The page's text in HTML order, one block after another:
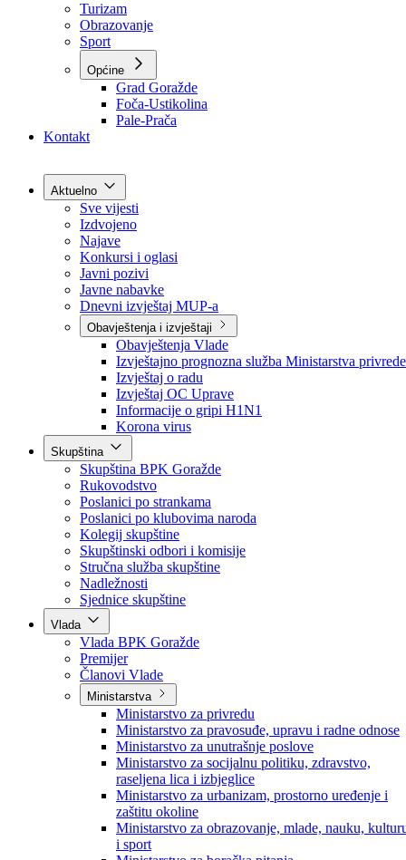
Simboli kantona (Grb, zastava)
Historija (digitalni muzej)
Privreda
Turizam
Obrazovanje
Sport
Općine
Kontakt
Aktuelno
Sve vijesti
Izdvojeno
Najave
Konkursi i oglasi
Javni pozivi
Javne nabavke
Dnevni izvještaj MUP-a
Obavještenja i izvještaji
Obavještenja Vlade
Izvještajno prognozna služba Ministarstva privrede
Izvještaj o radu
Izvještaj OC Uprave
Informacije o gripi H1N1
Korona virus
Skupština
Skupština BPK Goražde
Rukovodstvo
Poslanici po strankama
Poslanici po klubovima naroda
Kolegij skupštine
Skupštinski odbori i komisije
Stručna služba skupštine
Nadležnosti
Sjednice skupštine
Vlada
Vlada BPK Goražde
Premijer
Članovi Vlade
Ministarstva
Ministarstvo za privredu
Ministarstvo za pravosuđe, upravu i radne odnose
Ministarstvo za unutrašnje poslove
Ministarstvo za socijalnu politiku, zdravstvo,
raseljena lica i izbjeglice
Ministarstvo za urbanizam, prostorno uređenje i